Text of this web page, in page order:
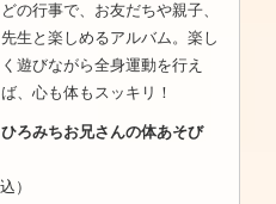
どの行事で、お友だちや親子、
先生と楽しめるアルバム。楽し
く遊びながら全身運動を行え
ば、心も体もスッキリ！
ひろみちお兄さんの体あそび
）